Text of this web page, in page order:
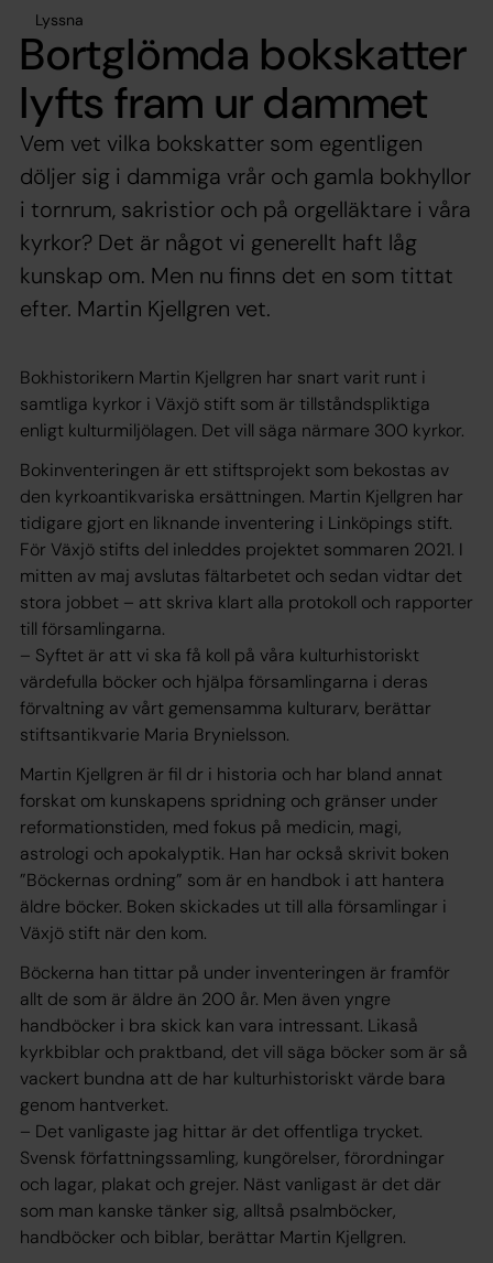
Lyssna
Bortglömda bokskatter
lyfts fram ur dammet
Vem vet vilka bokskatter som egentligen
döljer sig i dammiga vrår och gamla bokhyllor
i tornrum, sakristior och på orgelläktare i våra
kyrkor? Det är något vi generellt haft låg
kunskap om. Men nu finns det en som tittat
efter. Martin Kjellgren vet.
Bokhistorikern Martin Kjellgren har snart varit runt i
samtliga kyrkor i Växjö stift som är tillståndspliktiga
enligt kulturmiljölagen. Det vill säga närmare 300 kyrkor.
Bokinventeringen är ett stiftsprojekt som bekostas av
den kyrkoantikvariska ersättningen. Martin Kjellgren har
tidigare gjort en liknande inventering i Linköpings stift.
För Växjö stifts del inleddes projektet sommaren 2021. I
mitten av maj avslutas fältarbetet och sedan vidtar det
stora jobbet – att skriva klart alla protokoll och rapporter
till församlingarna.
– Syftet är att vi ska få koll på våra kulturhistoriskt
värdefulla böcker och hjälpa församlingarna i deras
förvaltning av vårt gemensamma kulturarv, berättar
stiftsantikvarie Maria Brynielsson.
Martin Kjellgren är fil dr i historia och har bland annat
forskat om kunskapens spridning och gränser under
reformationstiden, med fokus på medicin, magi,
astrologi och apokalyptik. Han har också skrivit boken
”Böckernas ordning” som är en handbok i att hantera
äldre böcker. Boken skickades ut till alla församlingar i
Växjö stift när den kom.
Böckerna han tittar på under inventeringen är framför
allt de som är äldre än 200 år. Men även yngre
handböcker i bra skick kan vara intressant. Likaså
kyrkbiblar och praktband, det vill säga böcker som är så
vackert bundna att de har kulturhistoriskt värde bara
genom hantverket.
– Det vanligaste jag hittar är det offentliga trycket.
Svensk författningssamling, kungörelser, förordningar
och lagar, plakat och grejer. Näst vanligast är det där
som man kanske tänker sig, alltså psalmböcker,
handböcker och biblar, berättar Martin Kjellgren.